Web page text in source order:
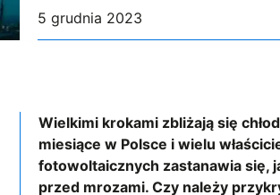
5 grudnia 2023
Wielkimi krokami zbliżają się
miesiące w Polsce i wielu
fotowoltaicznych zastanawia się,
przed mrozami. Czy należy